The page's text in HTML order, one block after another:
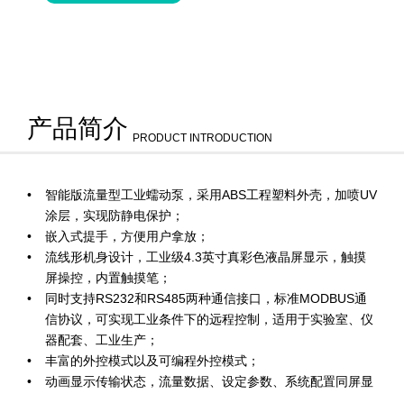
产品简介 PRODUCT INTRODUCTION
智能版流量型工业蠕动泵，采用ABS工程塑料外壳，加喷UV
涂层，实现防静电保护；
嵌入式提手，方便用户拿放；
流线形机身设计，工业级4.3英寸真彩色液晶屏显示，触摸
屏操控，内置触摸笔；
同时支持RS232和RS485两种通信接口，标准MODBUS通
信协议，可实现工业条件下的远程控制，适用于实验室、仪
器配套、工业生产；
丰富的外控模式以及可编程外控模式；
动画显示传输状态，流量数据、设定参数、系统配置同屏显